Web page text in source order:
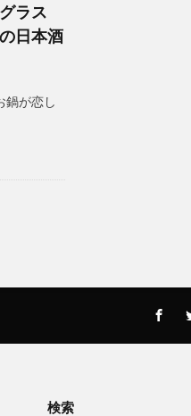
ラス
日本酒
鍋が恋し
検索